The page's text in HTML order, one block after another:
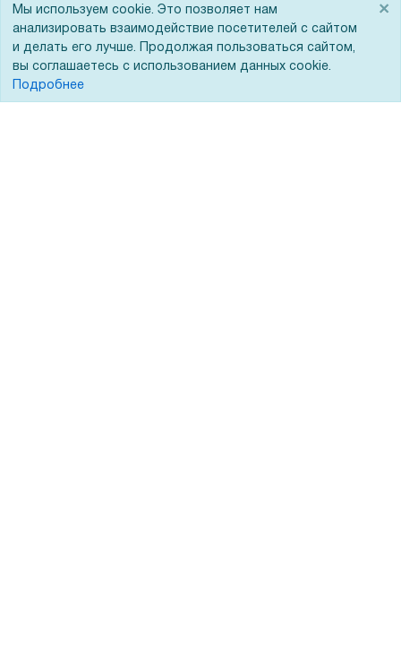
Бренды
ЭДО
Мы используем cookie. Это позволяет нам
анализировать взаимодействие посетителей с сайтом
и делать его лучше. Продолжая пользоваться сайтом,
вы соглашаетесь с использованием данных cookie.
Подробнее
×